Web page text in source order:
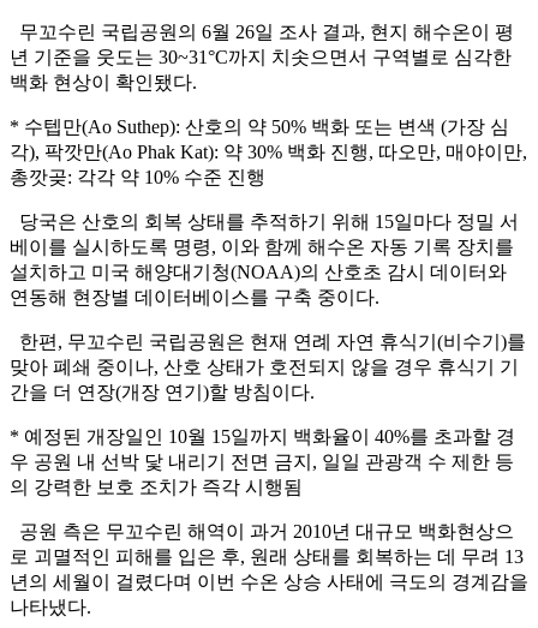
무꼬수린 국립공원의 6월 26일 조사 결과, 현지 해수온이 평
년 기준을 웃도는 30~31°C까지 치솟으면서 구역별로 심각한
백화 현상이 확인됐다.
* 수텝만(Ao Suthep): 산호의 약 50% 백화 또는 변색 (가장 심
각), 팍깟만(Ao Phak Kat): 약 30% 백화 진행, 따오만, 매야이만,
총깟곶: 각각 약 10% 수준 진행
당국은 산호의 회복 상태를 추적하기 위해 15일마다 정밀 서
베이를 실시하도록 명령, 이와 함께 해수온 자동 기록 장치를
설치하고 미국 해양대기청(NOAA)의 산호초 감시 데이터와
연동해 현장별 데이터베이스를 구축 중이다.
한편, 무꼬수린 국립공원은 현재 연례 자연 휴식기(비수기)를
맞아 폐쇄 중이나, 산호 상태가 호전되지 않을 경우 휴식기 기
간을 더 연장(개장 연기)할 방침이다.
* 예정된 개장일인 10월 15일까지 백화율이 40%를 초과할 경
우 공원 내 선박 닻 내리기 전면 금지, 일일 관광객 수 제한 등
의 강력한 보호 조치가 즉각 시행됨
공원 측은 무꼬수린 해역이 과거 2010년 대규모 백화현상으
로 괴멸적인 피해를 입은 후, 원래 상태를 회복하는 데 무려 13
년의 세월이 걸렸다며 이번 수온 상승 사태에 극도의 경계감을
나타냈다.